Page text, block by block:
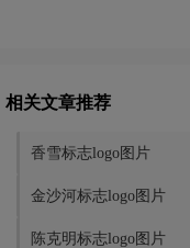
相关文章推荐
香雪标志logo图片
金沙河标志logo图片
陈克明标志logo图片